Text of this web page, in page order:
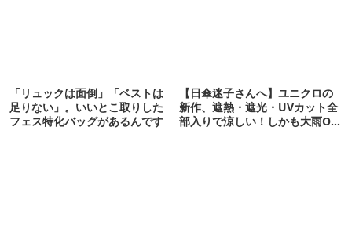
「リュックは面倒」「ベストは
足りない」。いいとこ取りした
フェス特化バッグがあるんです
【日傘迷子さんへ】ユニクロの
新作、遮熱・遮光・UVカット全
部入りで涼しい！しかも大雨OK